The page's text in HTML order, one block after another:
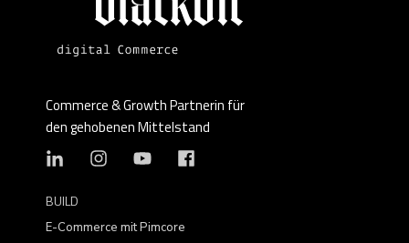
Commerce & Growth Partnerin für
den gehobenen Mittelstand
BUILD
E-Commerce mit Pimcore